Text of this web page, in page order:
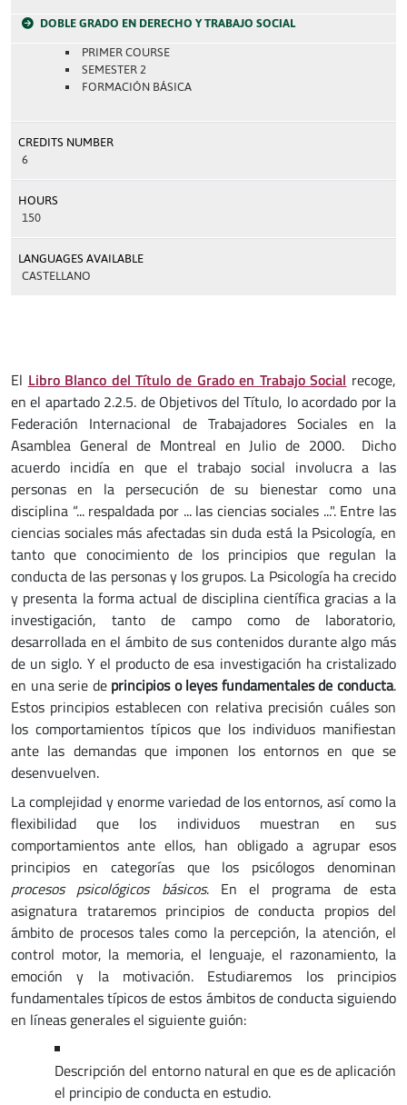
DOBLE GRADO EN DERECHO Y TRABAJO SOCIAL
PRIMER COURSE
SEMESTER 2
FORMACIÓN BÁSICA
CREDITS NUMBER
6
HOURS
150
LANGUAGES AVAILABLE
CASTELLANO
El Libro Blanco del Título de Grado en Trabajo Social recoge,
en el apartado 2.2.5. de Objetivos del Título, lo acordado por la
Federación Internacional de Trabajadores Sociales en la
Asamblea General de Montreal en Julio de 2000. Dicho
acuerdo incidía en que el trabajo social involucra a las
personas en la persecución de su bienestar como una
disciplina “... respaldada por ... las ciencias sociales ...". Entre las
ciencias sociales más afectadas sin duda está la Psicología, en
tanto que conocimiento de los principios que regulan la
conducta de las personas y los grupos. La Psicología ha crecido
y presenta la forma actual de disciplina científica gracias a la
investigación, tanto de campo como de laboratorio,
desarrollada en el ámbito de sus contenidos durante algo más
de un siglo. Y el producto de esa investigación ha cristalizado
en una serie de principios o leyes fundamentales de conducta.
Estos principios establecen con relativa precisión cuáles son
los comportamientos típicos que los individuos manifiestan
ante las demandas que imponen los entornos en que se
desenvuelven.
La complejidad y enorme variedad de los entornos, así como la
flexibilidad que los individuos muestran en sus
comportamientos ante ellos, han obligado a agrupar esos
principios en categorías que los psicólogos denominan
procesos psicológicos básicos. En el programa de esta
asignatura trataremos principios de conducta propios del
ámbito de procesos tales como la percepción, la atención, el
control motor, la memoria, el lenguaje, el razonamiento, la
emoción y la motivación. Estudiaremos los principios
fundamentales típicos de estos ámbitos de conducta siguiendo
en líneas generales el siguiente guión:
Descripción del entorno natural en que es de aplicación
el principio de conducta en estudio.